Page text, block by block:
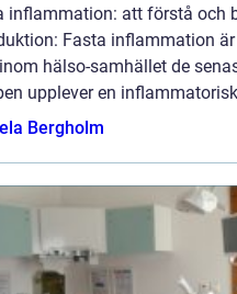
inflammation: att förstå och
Fasta inflammation
hälso-samhället de
upplever en
Bergholm